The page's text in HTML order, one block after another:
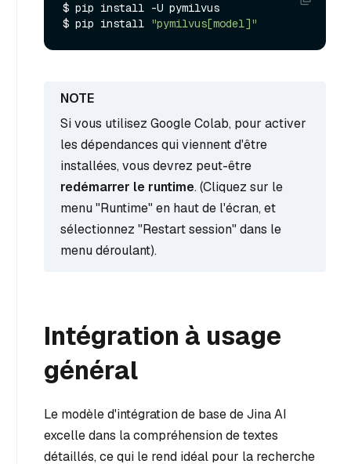
$ pip install -U pymilvus
$ pip install "pymilvus[model]"
Si vous utilisez Google Colab, pour activer
les dépendances qui viennent d'être
installées, vous devrez peut-être
redémarrer le runtime. (Cliquez sur le
menu "Runtime" en haut de l'écran, et
sélectionnez "Restart session" dans le
menu déroulant).
Intégration à usage
général
Le modèle d'intégration de base de Jina AI
excelle dans la compréhension de textes
détaillés, ce qui le rend idéal pour la recherche